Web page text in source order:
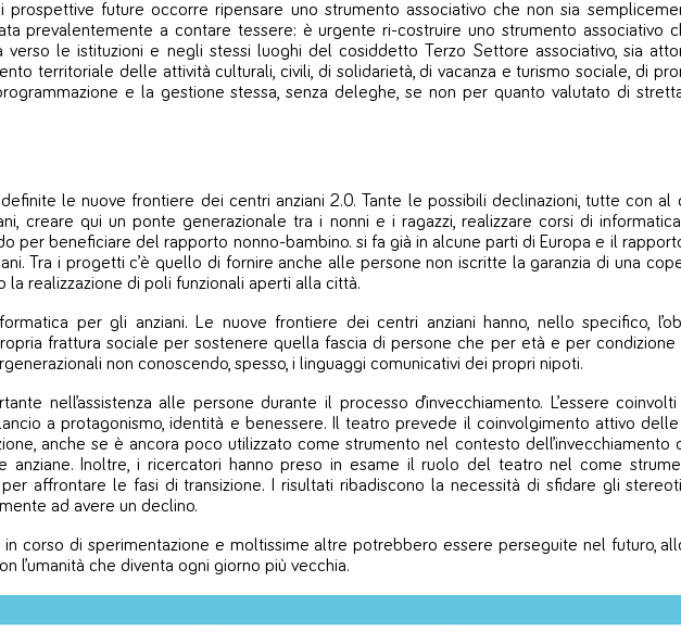
future occorre ripensare uno strumento associativo che non sia
prevalentemente a contare tessere: è urgente ri-costruire uno strumento associativo
le istituzioni e negli stessi luoghi del cosiddetto Terzo Settore associativo, sia
territoriale delle attività culturali, civili, di solidarietà, di vacanza e turismo sociale, di
e la gestione stessa, senza deleghe, se non per quanto valutato di
le nuove frontiere dei centri anziani 2.0. Tante le possibili declinazioni, tutte con al
creare qui un ponte generazionale tra i nonni e i ragazzi, realizzare corsi di
per beneficiare del rapporto nonno-bambino. si fa già in alcune parti di Europa e il
Tra i progetti c’è quello di fornire anche alle persone non iscritte la garanzia di una
la realizzazione di poli funzionali aperti alla città.
per gli anziani. Le nuove frontiere dei centri anziani hanno, nello specifico,
frattura sociale per sostenere quella fascia di persone che per età e per
non conoscendo, spesso, i linguaggi comunicativi dei propri nipoti.
nell’assistenza alle persone durante il processo d’invecchiamento. L’essere
a protagonismo, identità e benessere. Il teatro prevede il coinvolgimento attivo
anche se è ancora poco utilizzato come strumento nel contesto dell’invecchiamento
anziane. Inoltre, i ricercatori hanno preso in esame il ruolo del teatro nel come
affrontare le fasi di transizione. I risultati ribadiscono la necessità di sfidare gli
ad avere un declino.
corso di sperimentazione e moltissime altre potrebbero essere perseguite nel futuro,
l’umanità che diventa ogni giorno più vecchia.